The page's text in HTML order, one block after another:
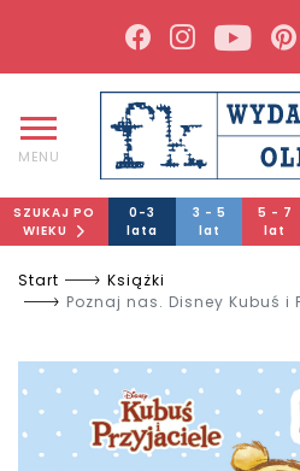
MENU
SZUKAJ PO
WIEKU
0-3
lata
3 - 5
lat
5 - 7
lat
Start
Książki
Poznaj nas. Disney Kubuś i